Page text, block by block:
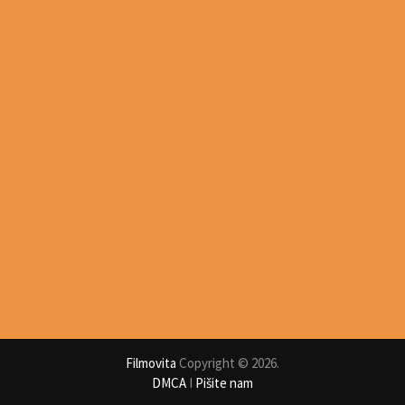
Filmovita Copyright © 2026.
DMCAI Pišite nam